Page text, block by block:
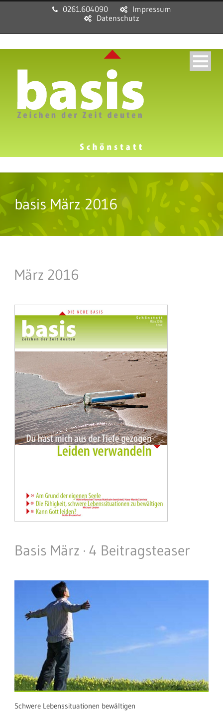
0261.604090
Impressum
Datenschutz
basis März 2016
März 2016
Basis März · 4 Beitragsteaser
Schwere Lebenssituationen bewältigen